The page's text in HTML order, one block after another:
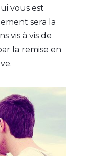
vous est
sera la
vis à vis de
la remise en